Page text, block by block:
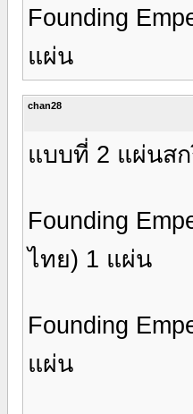
Founding
แผ่น
chan28
แบบที่ 2 แผ่นสก
Founding
ไทย) 1 แผ่น
Founding
แผ่น